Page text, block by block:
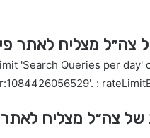
צה״ל מצליח לאתר
'Search Queries per day'
:
של צה״ל מצליח